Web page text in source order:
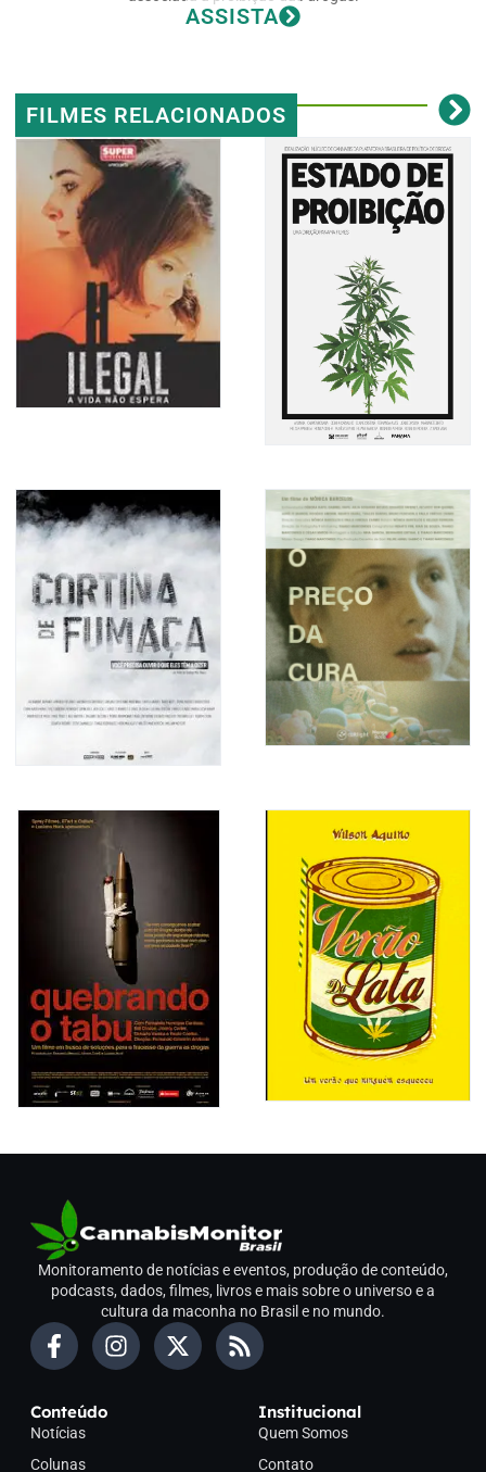
ASSISTA
FILMES RELACIONADOS
Monitoramento de notícias e eventos, produção de conteúdo,
podcasts, dados, filmes, livros e mais sobre o universo e a
cultura da maconha no Brasil e no mundo.
Conteúdo
Notícias
Colunas
Institucional
Quem Somos
Contato